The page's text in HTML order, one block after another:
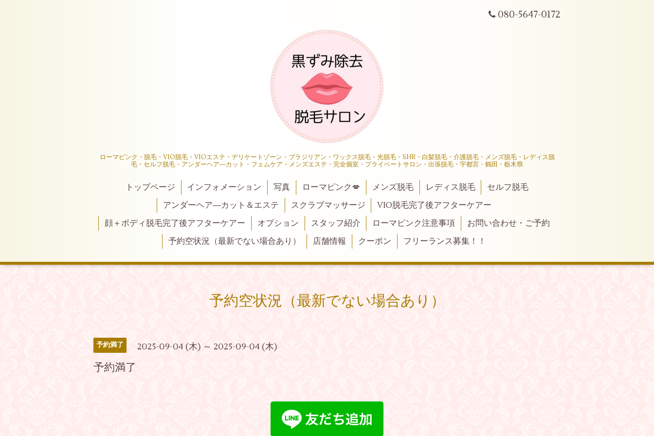
080-5647-0172
ローマピンク・脱毛・VIO脱毛・VIOエステ・デリケートゾーン・ブラジリアン・ワックス脱毛・光脱毛・SHR・白髪脱毛・介護脱毛・メンズ脱毛・レディス脱
毛・セルフ脱毛・アンダーヘア―カット・フェムケア・メンズエステ・完全個室・プライベートサロン・出張脱毛・宇都宮・鶴田・栃木県
トップページ インフォメーション 写真 ローマピンク💋 メンズ脱毛 レディス脱毛
セルフ脱毛
アンダーヘア―カット＆エステ
スクラブマッサージ
VIO脱毛完了後アフターケアー
顔＋ボディ脱毛完了後アフターケアー
オプション スタッフ紹介 ローマピンク注意事項
お問い合わせ・ご予約
予約空状況（最新でない場合あり）
店舗情報 クーポン フリーランス募集！！
予約空状況（最新でない場合あり）
予約満了 2025-09-04 (木) ～ 2025-09-04 (木)
予約満了